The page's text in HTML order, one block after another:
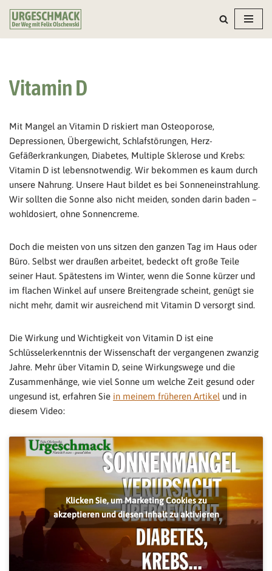
Zum
Vitamin D
Mit Mangel an Vitamin D riskiert man Osteoporose,
Depressionen, Übergewicht, Schlafstörungen, Herz-
Gefäßerkrankungen, Diabetes, Multiple Sklerose und Krebs:
Vitamin D ist lebensnotwendig. Wir bekommen es kaum durch
unsere Nahrung. Unsere Haut bildet es bei Sonneneinstrahlung.
Wir sollten die Sonne also nicht meiden, sonden darin baden –
wohldosiert, ohne Sonnencreme.
Doch die meisten von uns sitzen den ganzen Tag im Haus oder
Büro. Selbst wer draußen arbeitet, bedeckt oft große Teile
seiner Haut. Spätestens im Winter, wenn die Sonne kürzer und
im flachen Winkel auf unsere Breitengrade scheint, genügt sie
nicht mehr, damit wir ausreichend mit Vitamin D versorgt sind.
Die Wirkung und Wichtigkeit von Vitamin D ist eine
Schlüsselerkenntnis der Wissenschaft der vergangenen zwanzig
Jahre. Mehr über Vitamin D, seine Wirkungswege und die
Zusammenhänge, wie viel Sonne um welche Zeit gesund oder
ungesund ist, erfahren Sie in meinem früheren Artikel und in
diesem Video:
Klicken Sie, um Marketing Cookies zu
akzeptieren und diesen Inhalt zu aktivieren